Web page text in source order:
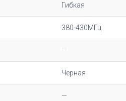
Гибкая
380-430МГц
—
Черная
—